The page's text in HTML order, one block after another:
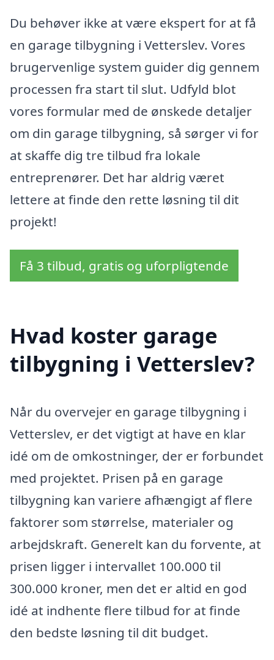
Du behøver ikke at være ekspert for at få
en garage tilbygning i Vetterslev. Vores
brugervenlige system guider dig gennem
processen fra start til slut. Udfyld blot
vores formular med de ønskede detaljer
om din garage tilbygning, så sørger vi for
at skaffe dig tre tilbud fra lokale
entreprenører. Det har aldrig været
lettere at finde den rette løsning til dit
projekt!
Få 3 tilbud, gratis og uforpligtende
Hvad koster garage
tilbygning i Vetterslev?
Når du overvejer en garage tilbygning i
Vetterslev, er det vigtigt at have en klar
idé om de omkostninger, der er forbundet
med projektet. Prisen på en garage
tilbygning kan variere afhængigt af flere
faktorer som størrelse, materialer og
arbejdskraft. Generelt kan du forvente, at
prisen ligger i intervallet 100.000 til
300.000 kroner, men det er altid en god
idé at indhente flere tilbud for at finde
den bedste løsning til dit budget.